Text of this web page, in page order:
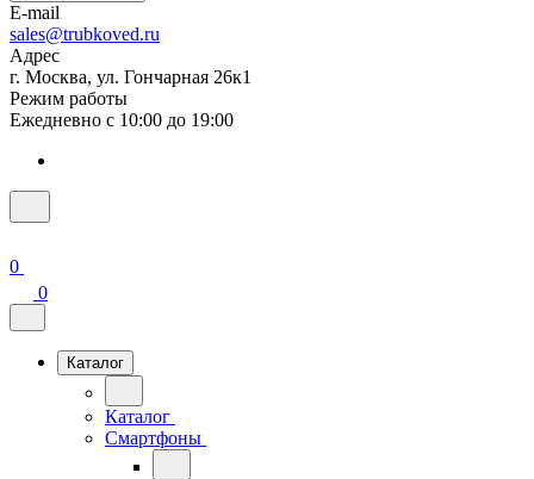
E-mail
sales@trubkoved.ru
Адрес
г. Москва, ул. Гончарная 26к1
Режим работы
Ежедневно с 10:00 до 19:00
0
0
Каталог
Каталог
Смартфоны